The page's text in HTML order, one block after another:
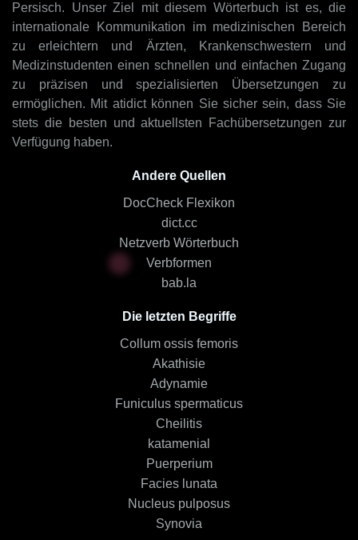
Persisch. Unser Ziel mit diesem Wörterbuch ist es, die
internationale Kommunikation im medizinischen Bereich
zu erleichtern und Ärzten, Krankenschwestern und
Medizinstudenten einen schnellen und einfachen Zugang
zu präzisen und spezialisierten Übersetzungen zu
ermöglichen. Mit atidict können Sie sicher sein, dass Sie
stets die besten und aktuellsten Fachübersetzungen zur
Verfügung haben.
Andere Quellen
DocCheck Flexikon
dict.cc
Netzverb Wörterbuch
Verbformen
bab.la
Die letzten Begriffe
Collum ossis femoris
Akathisie
Adynamie
Funiculus spermaticus
Cheilitis
katamenial
Puerperium
Facies lunata
Nucleus pulposus
Synovia